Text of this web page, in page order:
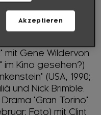
Color Purple
Diese Doku zeigen
mit deutschen
mit Gene Wildervon
im Kino gesehen?)
(USA, 1990;
und Nick Brimble.
"Gran Torino"
Foto) mit Clint
Akzeptieren